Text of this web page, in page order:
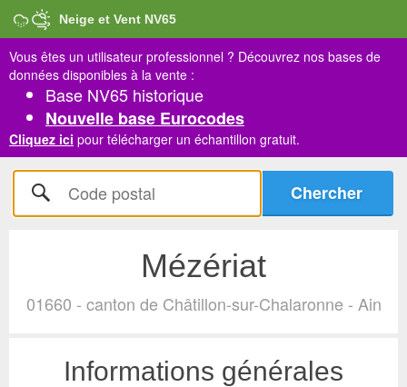
Neige et Vent NV65
Vous êtes un utilisateur professionnel ? Découvrez nos bases de
données disponibles à la vente :
Base NV65 historique
Nouvelle base Eurocodes
Cliquez ici pour télécharger un échantillon gratuit.
Mézériat
01660 - canton de Châtillon-sur-Chalaronne - Ain
Informations générales